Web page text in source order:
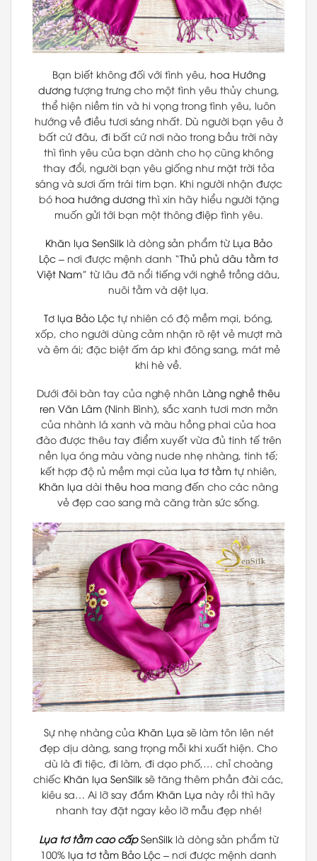
Bạn biết không đối với tình yêu, hoa Hướng
dươngtượng trưng cho một tình yêu thủy chung,
thể hiện niềm tin và hi vọng trong tình yêu, luôn
hướng về điều tươi sáng nhất. Dù người bạn yêu ở
bất cứ đâu, đi bất cứ nơi nào trong bầu trời này
thì tình yêu của bạn dành cho họ cũng không
thay đổi, người bạn yêu giống như mặt trời tỏa
sáng và sươi ấm trái tim bạn. Khi người nhận được
bó hoa hướng dươngthì xin hãy hiểu người tặng
muốn gửi tới bạn một thông điệp tình yêu.
Khăn lụa SenSilklà dòng sản phẩm từ Lụa Bảo
Lộc – nơi được mệnh danh “Thủ phủ dâu tằm tơ
Việt Nam” từ lâu đã nổi tiếng với nghề trồng dâu,
nuôi tằm và dệt lụa.
Tơ lụa Bảo Lộc tự nhiên có độ mềm mại, bóng,
xốp, cho người dùng cảm nhận rõ rệt vẻ mượt mà
và êm ái; đặc biệt ấm áp khi đông sang, mát mẻ
khi hè về.
Dưới đôi bàn tay của nghệ nhân Làng nghề thêu
ren Văn Lâm(Ninh Bình), sắc xanh tươi mơn mởn
của nhành lá xanh và màu hồng phai của hoa
đào được thêu tay điểm xuyết vừa đủ tinh tế trên
nền lụa óng màu vàng nude nhẹ nhàng, tinh tế;
kết hợp độ rủ mềm mại của lụa tơ tằmtự nhiên,
Khăn lụa dài thêu hoa mang đến cho các nàng
vẻ đẹp cao sang mà căng tràn sức sống.
Sự nhẹ nhàng của Khăn Lụa sẽ làm tôn lên nét
đẹp dịu dàng, sang trọng mỗi khi xuất hiện. Cho
dù là đi tiệc, đi làm, đi dạo phố,… chỉ choàng
chiếc Khăn lụa SenSilk sẽ tăng thêm phần đài các,
kiêu sa… Ai lỡ say đắm Khăn Lụa này rồi thì hãy
nhanh tay đặt ngay kẻo lỡ mẫu đẹp nhé!
Lụa tơ tằm cao cấp SenSilklà dòng sản phẩm từ
100% lụa tơ tằm Bảo Lộc – nơi được mệnh danh